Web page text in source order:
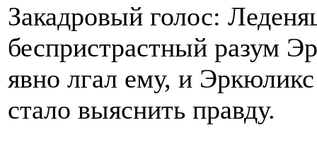
Закадровый голос:
беспристрастный разум
явно лгал ему, и
стало выяснить правду.